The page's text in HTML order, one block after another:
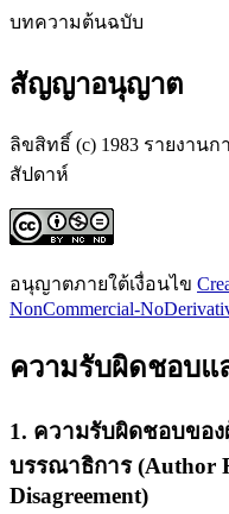
บทความต้นฉบับ
สัญญาอนุญาต
ลิขสิทธิ์ (c) 1983 รายงานก
สัปดาห์
อนุญาตภายใต้เงื่อนไข
NonCommercial-
ความรับผิดชอบแ
1. ความรับผิดชอบขอ
บรรณาธิการ (Author
Disagreement)